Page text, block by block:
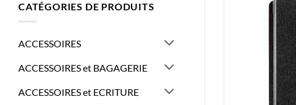
CATÉGORIES DE PRODUITS
ACCESSOIRES
ACCESSOIRES et BAGAGERIE
ACCESSOIRES et ECRITURE